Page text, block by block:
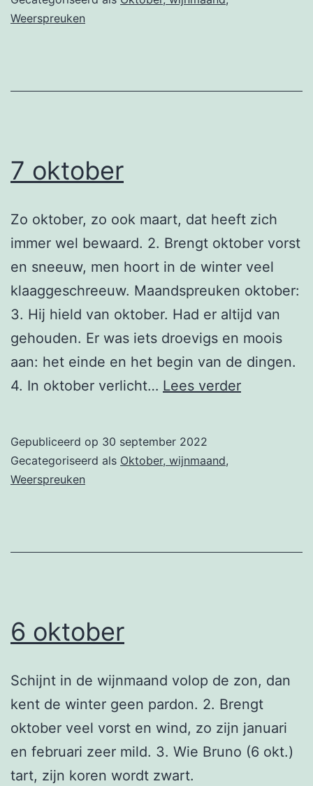
Weerspreuken
7 oktober
Zo oktober, zo ook maart, dat heeft zich
immer wel bewaard. 2. Brengt oktober vorst
en sneeuw, men hoort in de winter veel
klaaggeschreeuw. Maandspreuken oktober:
3. Hij hield van oktober. Had er altijd van
gehouden. Er was iets droevigs en moois
aan: het einde en het begin van de dingen.
4. In oktober verlicht… Lees verder7
Gepubliceerd op 30 september 2022
Gecategoriseerd als Oktober, wijnmaand,
Weerspreuken
6 oktober
Schijnt in de wijnmaand volop de zon, dan
kent de winter geen pardon. 2. Brengt
oktober veel vorst en wind, zo zijn januari
en februari zeer mild. 3. Wie Bruno (6 okt.)
tart, zijn koren wordt zwart.